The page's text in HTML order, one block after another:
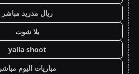
ريال مدريد مباشر
يلا شوت
yalla shoot
مباريات اليوم مباشر